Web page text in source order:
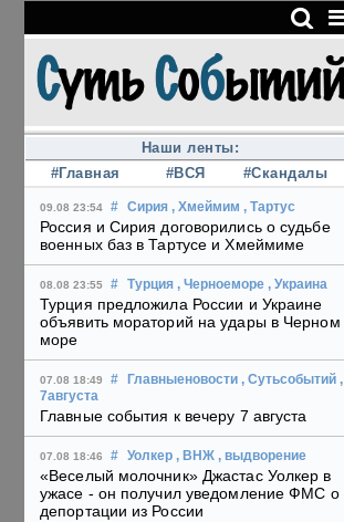
Наши ленты:
#Главная
#ВСЯ #Скандалы
09.08 23:54 # Сирия , Хмеймим , Тартус
Россия и Сирия договорились о судьбе
военных баз в Тартусе и Хмеймиме
08.08 23:55 # Турция , Черноеморе , Украина
Турция предложила России и Украине
объявить мораторий на удары в Черном
море
07.08 18:49 # Главныеновости , Сутьсобытий ,
7августа
Главные события к вечеру 7 августа
07.08 18:46 # Уолкер , ВНЖ , выдворение
«Веселый молочник» Джастас Уолкер в
ужасе - он получил уведомление ФМС о
депортации из России